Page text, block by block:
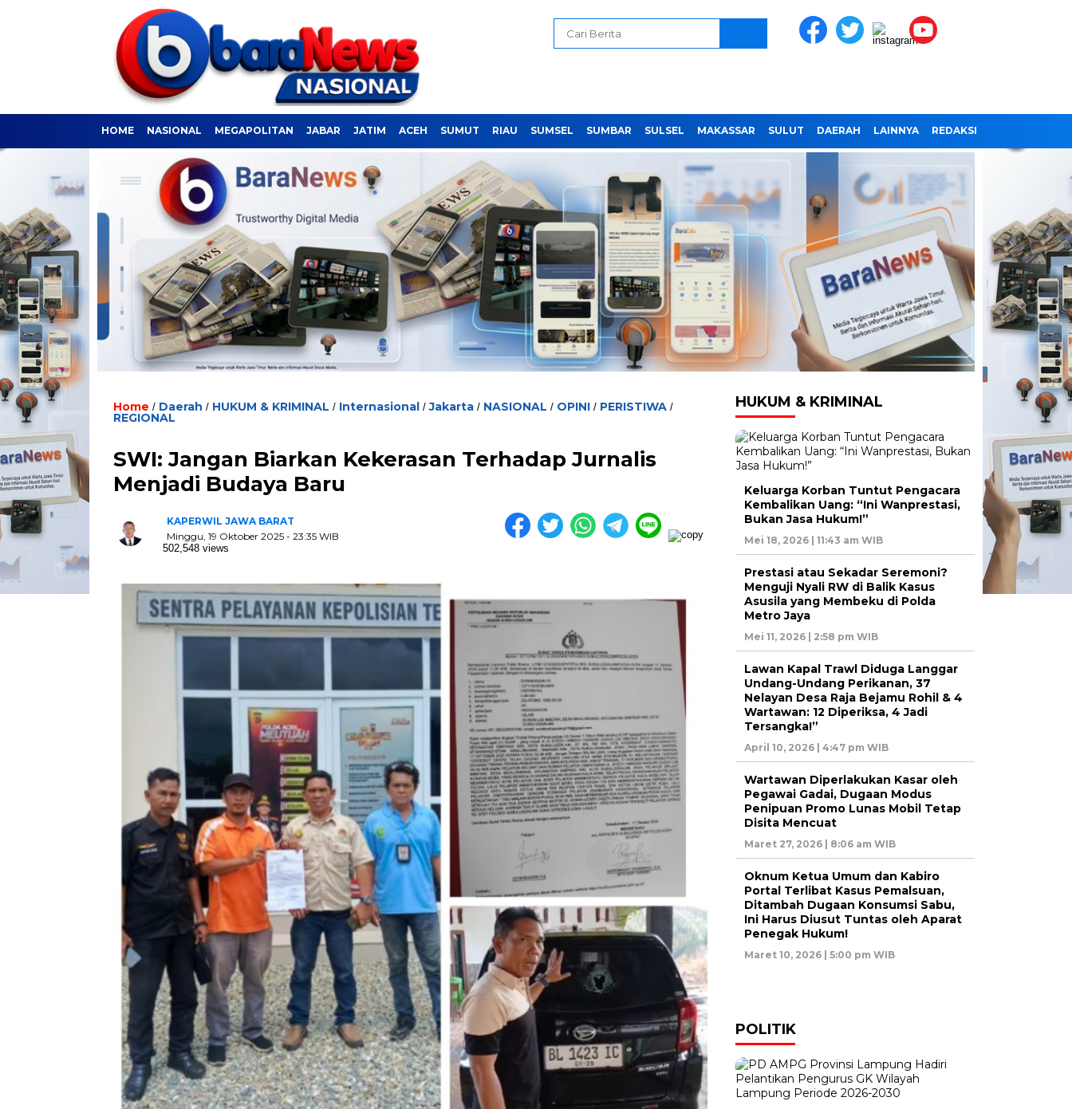
HOME NASIONAL MEGAPOLITAN JABAR JATIM ACEH SUMUT RIAU SUMSEL SUMBAR SULSEL MAKASSAR SULUT DAERAH LAINNYA REDAKSI
Home / Daerah / HUKUM & KRIMINAL / Internasional /Jakarta / NASIONAL / OPINI / PERISTIWA /
REGIONAL
SWI: Jangan Biarkan Kekerasan Terhadap Jurnalis
Menjadi Budaya Baru
KAPERWIL JAWA BARAT
Minggu, 19 Oktober 2025 - 23:35 WIB
502,548 views
HUKUM & KRIMINAL
Keluarga Korban Tuntut Pengacara
Kembalikan Uang: “Ini Wanprestasi,
Bukan Jasa Hukum!”
Mei 18, 2026 | 11:43 am WIB
Prestasi atau Sekadar Seremoni?
Menguji Nyali RW di Balik Kasus
Asusila yang Membeku di Polda
Metro Jaya
Mei 11, 2026 | 2:58 pm WIB
Lawan Kapal Trawl Diduga Langgar
Undang-Undang Perikanan, 37
Nelayan Desa Raja Bejamu Rohil & 4
Wartawan: 12 Diperiksa, 4 Jadi
Tersangka!”
April 10, 2026 | 4:47 pm WIB
Wartawan Diperlakukan Kasar oleh
Pegawai Gadai, Dugaan Modus
Penipuan Promo Lunas Mobil Tetap
Disita Mencuat
Maret 27, 2026 | 8:06 am WIB
Oknum Ketua Umum dan Kabiro
Portal Terlibat Kasus Pemalsuan,
Ditambah Dugaan Konsumsi Sabu,
Ini Harus Diusut Tuntas oleh Aparat
Penegak Hukum!
Maret 10, 2026 | 5:00 pm WIB
POLITIK